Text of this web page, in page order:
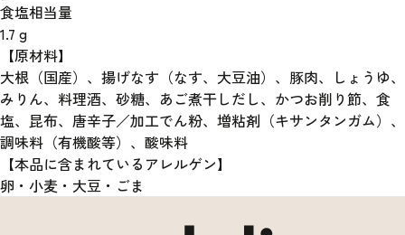
食塩相当量
1.7 g
【原材料】
大根（国産）、揚げなす（なす、大豆油）、豚肉、しょうゆ、
みりん、料理酒、砂糖、あご煮干しだし、かつお削り節、食
塩、昆布、唐辛子／加工でん粉、増粘剤（キサンタンガム）、
調味料（有機酸等）、酸味料
【本品に含まれているアレルゲン】
卵・小麦・大豆・ごま